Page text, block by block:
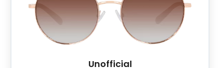
Unofficial